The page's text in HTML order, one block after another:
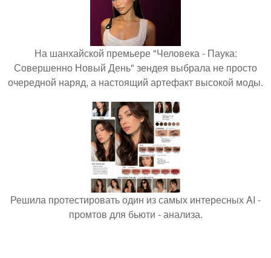
На шанхайской премьере "Человека - Паука:
Совершенно Новый День" зендея выбрала не просто
очередной наряд, а настоящий артефакт высокой моды.
Решила протестировать один из самых интересных AI -
промтов для бьюти - анализа.